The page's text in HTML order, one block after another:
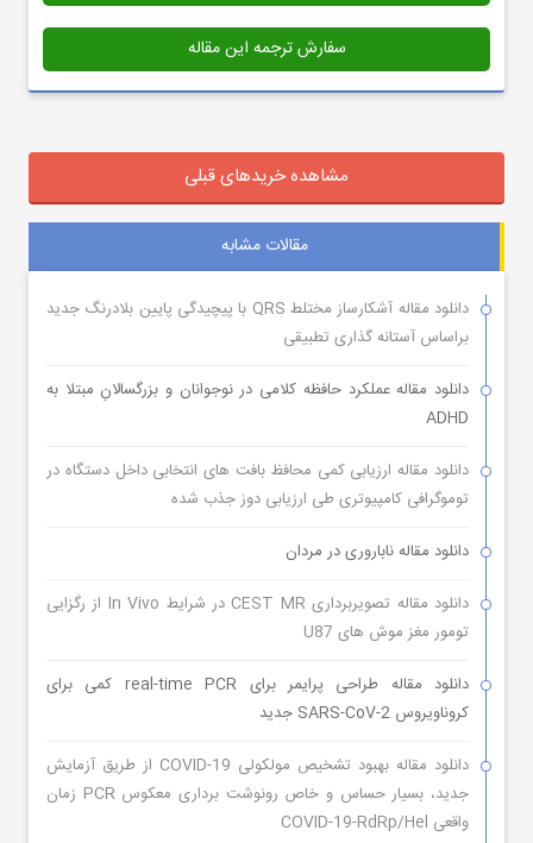
سفارش ترجمه این مقاله
مشاهده خریدهای قبلی
مقالات مشابه
دانلود مقاله آشکارساز مختلط QRS با پیچیدگی پایین بلادرنگ جدید
براساس آستانه گذاری تطبیقی
دانلود مقاله عملکرد حافظه کلامی در نوجوانان و بزرگسالانِ مبتلا به
ADHD
دانلود مقاله ارزیابی کمی محافظ بافت های انتخابی داخل دستگاه در
توموگرافی کامپیوتری طی ارزیابی دوز جذب شده
دانلود مقاله ناباروری در مردان
دانلود مقاله تصویربرداری CEST MR در شرایط In Vivo از رگزایی
تومور مغز موش های U87
دانلود مقاله طراحی پرایمر برای real-time PCR کمی برای
کروناویروس SARS-CoV-2 جدید
دانلود مقاله بهبود تشخیص مولکولی COVID-19 از طریق آزمایش
جدید، بسیار حساس و خاص رونوشت برداری معکوس PCR زمان
واقعی COVID-19-RdRp/Hel